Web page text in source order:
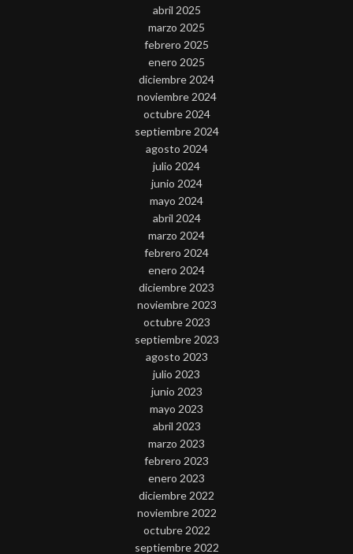
abril 2025
marzo 2025
febrero 2025
enero 2025
diciembre 2024
noviembre 2024
octubre 2024
septiembre 2024
agosto 2024
julio 2024
junio 2024
mayo 2024
abril 2024
marzo 2024
febrero 2024
enero 2024
diciembre 2023
noviembre 2023
octubre 2023
septiembre 2023
agosto 2023
julio 2023
junio 2023
mayo 2023
abril 2023
marzo 2023
febrero 2023
enero 2023
diciembre 2022
noviembre 2022
octubre 2022
septiembre 2022